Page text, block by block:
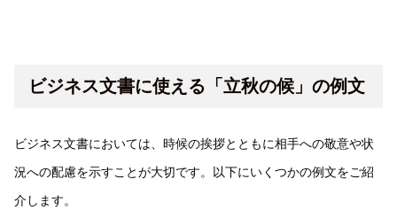
ビジネス文書に使える「立秋の候」の例文
ビジネス文書においては、時候の挨拶とともに相手への敬意や状
況への配慮を示すことが大切です。以下にいくつかの例文をご紹
介します。